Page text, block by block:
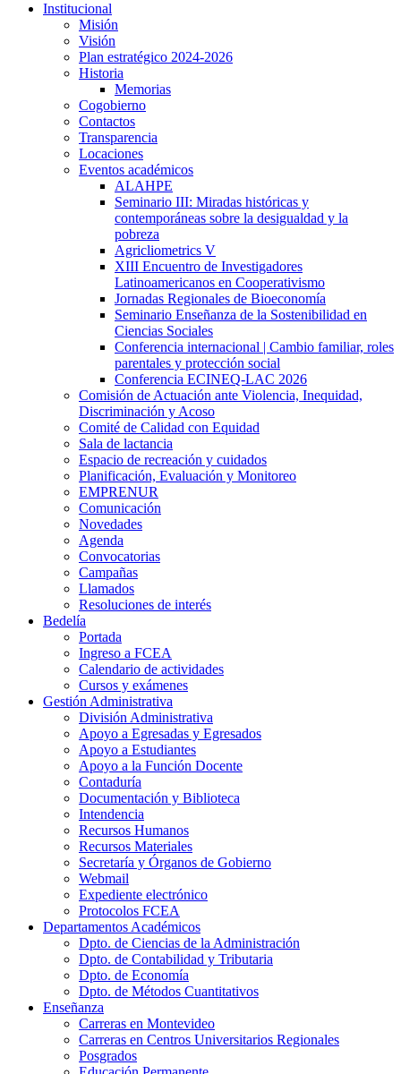
Institucional
Misión
Visión
Plan estratégico 2024-2026
Historia
Memorias
Cogobierno
Contactos
Transparencia
Locaciones
Eventos académicos
ALAHPE
Seminario III: Miradas históricas y
contemporáneas sobre la desigualdad y la
pobreza
Agricliometrics V
XIII Encuentro de Investigadores
Latinoamericanos en Cooperativismo
Jornadas Regionales de Bioeconomía
Seminario Enseñanza de la Sostenibilidad en
Ciencias Sociales
Conferencia internacional | Cambio familiar, roles
parentales y protección social
Conferencia ECINEQ-LAC 2026
Comisión de Actuación ante Violencia, Inequidad,
Discriminación y Acoso
Comité de Calidad con Equidad
Sala de lactancia
Espacio de recreación y cuidados
Planificación, Evaluación y Monitoreo
EMPRENUR
Comunicación
Novedades
Agenda
Convocatorias
Campañas
Llamados
Resoluciones de interés
Bedelía
Portada
Ingreso a FCEA
Calendario de actividades
Cursos y exámenes
Gestión Administrativa
División Administrativa
Apoyo a Egresadas y Egresados
Apoyo a Estudiantes
Apoyo a la Función Docente
Contaduría
Documentación y Biblioteca
Intendencia
Recursos Humanos
Recursos Materiales
Secretaría y Órganos de Gobierno
Webmail
Expediente electrónico
Protocolos FCEA
Departamentos Académicos
Dpto. de Ciencias de la Administración
Dpto. de Contabilidad y Tributaria
Dpto. de Economía
Dpto. de Métodos Cuantitativos
Enseñanza
Carreras en Montevideo
Carreras en Centros Universitarios Regionales
Posgrados